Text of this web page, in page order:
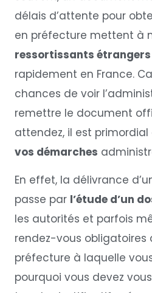
délais d’attente pour
en préfecture mettent à
ressortissants étrangers
rapidement en France.
chances de voir
remettre le document
attendez, il est primordial
vos démarches
En effet, la délivrance
passe par l’étude d’un
les autorités et parfois
rendez-vous obligatoires
préfecture à laquelle
pourquoi vous devez